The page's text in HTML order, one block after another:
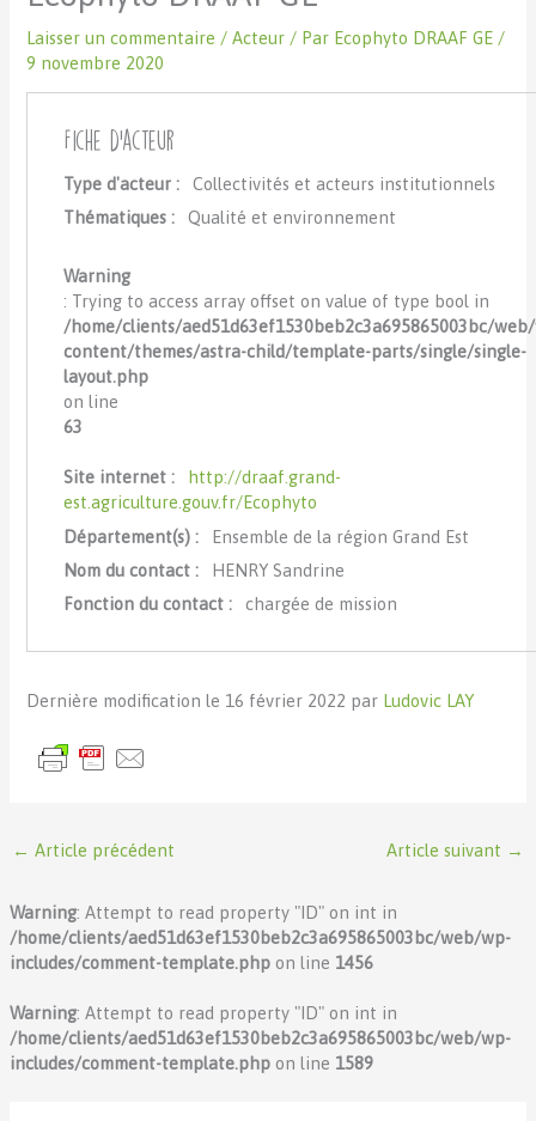
Laisser un commentaire /Acteur / Par Ecophyto DRAAF GE /
9 novembre 2020
Fiche d'acteur
Type d'acteur :
Collectivités et acteurs institutionnels
Thématiques :
Qualité et environnement
Warning
: Trying to access array offset on value of type bool in
/home/clients/aed51d63ef1530beb2c3a695865003bc/
content/themes/astra-child/template-parts/single/single-
layout.php
on line
63
Site internet :
http://draaf.grand-
est.agriculture.gouv.fr/Ecophyto
Département(s) :
Ensemble de la région Grand Est
Nom du contact :
HENRY Sandrine
Fonction du contact :
chargée de mission
Dernière modification le 16 février 2022 par Ludovic LAY
← Article précédent Article suivant →
Warning: Attempt to read property "ID" on int in
/home/clients/aed51d63ef1530beb2c3a695865003bc/web/wp-
includes/comment-template.phpon line 1456
Warning: Attempt to read property "ID" on int in
/home/clients/aed51d63ef1530beb2c3a695865003bc/web/wp-
includes/comment-template.phpon line 1589